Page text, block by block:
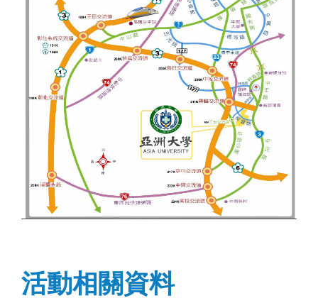
活動相關資料